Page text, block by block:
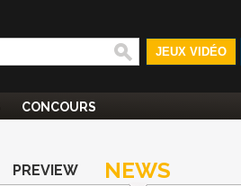
JEUX VIDÉO
CONCOURS
PREVIEW NEWS